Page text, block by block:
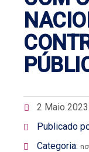
2 Maio 2023
Publicado
Categoria: